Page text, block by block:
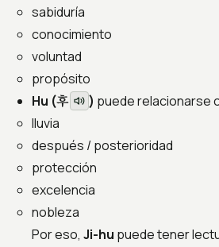
sabiduría
conocimiento
voluntad
propósito
Hu (후 ) puede relacionarse
lluvia
después / posterioridad
protección
excelencia
nobleza
Por eso, Ji-hu puede tener